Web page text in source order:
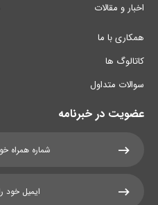
اخبار و مقالات
همکاری با ما
کاتالوگ ها
سوالات متداول
عضویت در خبرنامه